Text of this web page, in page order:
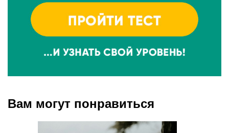
Вам могут понравиться